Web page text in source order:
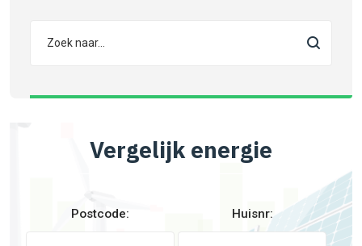
Vergelijk energie
Postcode: Huisnr: